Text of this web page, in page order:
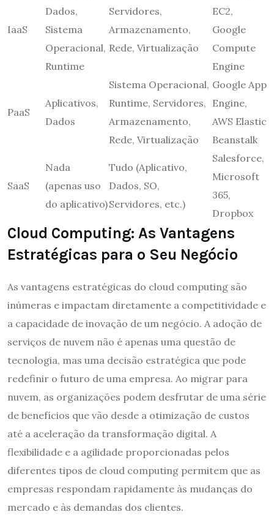
IaaS
Dados,
Sistema
Operacional,
Runtime
Servidores,
Armazenamento,
Rede, Virtualização
EC2,
Google
Compute
Engine
PaaS
Aplicativos,
Dados
Sistema Operacional,
Runtime, Servidores,
Armazenamento,
Rede, Virtualização
Google App
Engine,
AWS Elastic
Beanstalk
SaaS
Nada
(apenas uso
do aplicativo)
Tudo (Aplicativo,
Dados, SO,
Servidores, etc.)
Salesforce,
Microsoft
365,
Dropbox
Cloud Computing: As Vantagens
Estratégicas para o Seu Negócio
As vantagens estratégicas do cloud computing são
inúmeras e impactam diretamente a competitividade e
a capacidade de inovação de um negócio. A adoção de
serviços de nuvem não é apenas uma questão de
tecnologia, mas uma decisão estratégica que pode
redefinir o futuro de uma empresa. Ao migrar para
nuvem, as organizações podem desfrutar de uma série
de benefícios que vão desde a otimização de custos
até a aceleração da transformação digital. A
flexibilidade e a agilidade proporcionadas pelos
diferentes tipos de cloud computing permitem que as
empresas respondam rapidamente às mudanças do
mercado e às demandas dos clientes.